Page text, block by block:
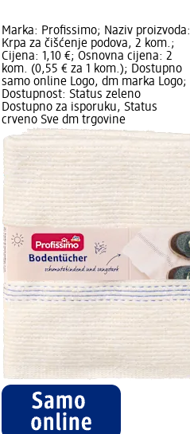
Marka: Profissimo; Naziv proizvoda:
Krpa za čišćenje podova, 2 kom.;
Cijena: 1,10 €; Osnovna cijena: 2
kom. (0,55 € za 1 kom.); Dostupno
samo online Logo, dm marka Logo;
Dostupnost: Status zeleno
Dostupno za isporuku, Status
crveno Sve dm trgovine